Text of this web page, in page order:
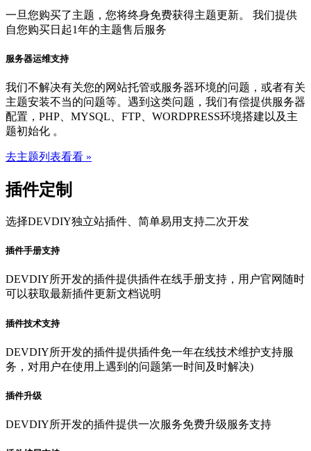
一旦您购买了主题，您将终身免费获得主题更新。 我们提供
自您购买日起1年的主题售后服务
服务器运维支持
我们不解决有关您的网站托管或服务器环境的问题，或者有关
主题安装不当的问题等。遇到这类问题，我们有偿提供服务器
配置，PHP、MYSQL、FTP、WORDPRESS环境搭建以及主
题初始化 。
去主题列表看看 »
插件定制
选择DEVDIY独立站插件、简单易用支持二次开发
插件手册支持
DEVDIY所开发的插件提供插件在线手册支持，用户官网随时
可以获取最新插件更新文档说明
插件技术支持
DEVDIY所开发的插件提供插件免一年在线技术维护支持服
务，对用户在使用上遇到的问题第一时间及时解决)
插件升级
DEVDIY所开发的插件提供一次服务免费升级服务支持